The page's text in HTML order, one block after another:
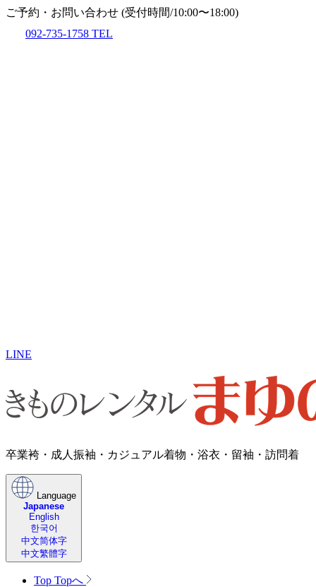
ご予約・お問い合わせ (受付時間/10:00〜18:00)
092-735-1758 TEL
LINE
卒業袴・成人振袖・カジュアル着物・浴衣・留袖・訪問着
Language
Japanese
English
한국어
中文简体字
中文繁體字
Top Topへ